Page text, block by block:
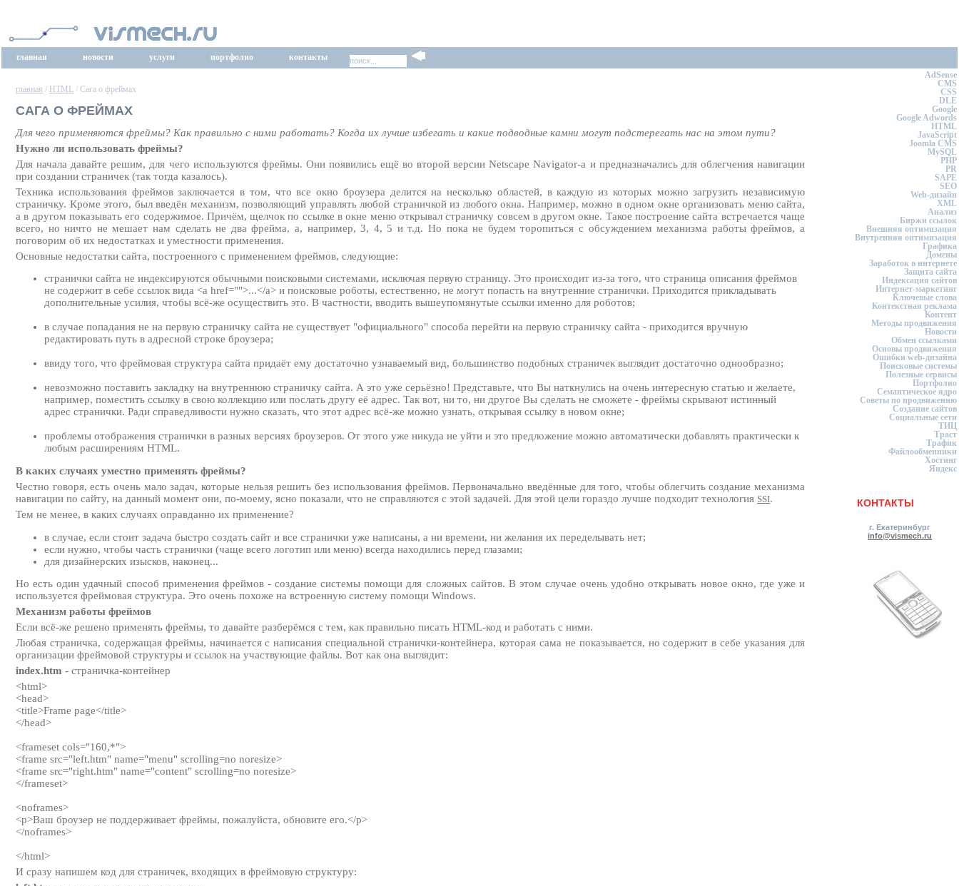
главная новости услуги портфолио контакты
главная / HTML / Сага о фреймах
САГА О ФРЕЙМАХ
Для чего применяются фреймы? Как правильно с ними работать? Когда их лучше избегать и какие подводные камни могут подстерегать нас на этом пути?
Нужно ли использовать фреймы?
Для начала давайте решим, для чего используются фреймы. Они появились ещё во второй версии Netscape Navigator-а и предназначались для облегчения навигации
при создании страничек (так тогда казалось).
Техника использования фреймов заключается в том, что все окно броузера делится на несколько областей, в каждую из которых можно загрузить независимую
страничку. Кроме этого, был введён механизм, позволяющий управлять любой страничкой из любого окна. Например, можно в одном окне организовать меню сайта,
а в другом показывать его содержимое. Причём, щелчок по ссылке в окне меню открывал страничку совсем в другом окне. Такое построение сайта встречается чаще
всего, но ничто не мешает нам сделать не два фрейма, а, например, 3, 4, 5 и т.д. Но пока не будем торопиться с обсуждением механизма работы фреймов, а
поговорим об их недостатках и уместности применения.
Основные недостатки сайта, построенного с применением фреймов, следующие:
странички сайта не индексируются обычными поисковыми системами, исключая первую страницу. Это происходит из-за того, что страница описания фреймов
не содержит в себе ссылок вида <a href="">...</a> и поисковые роботы, естественно, не могут попасть на внутренние странички. Приходится прикладывать
дополнительные усилия, чтобы всё-же осуществить это. В частности, вводить вышеупомянутые ссылки именно для роботов;
в случае попадания не на первую страничку сайта не существует "официального" способа перейти на первую страничку сайта - приходится вручную
редактировать путь в адресной строке броузера;
ввиду того, что фреймовая структура сайта придаёт ему достаточно узнаваемый вид, большинство подобных страничек выглядит достаточно однообразно;
невозможно поставить закладку на внутреннюю страничку сайта. А это уже серьёзно! Представьте, что Вы наткнулись на очень интересную статью и желаете,
например, поместить ссылку в свою коллекцию или послать другу её адрес. Так вот, ни то, ни другое Вы сделать не сможете - фреймы скрывают истинный
адрес странички. Ради справедливости нужно сказать, что этот адрес всё-же можно узнать, открывая ссылку в новом окне;
проблемы отображения странички в разных версиях броузеров. От этого уже никуда не уйти и это предложение можно автоматически добавлять практически к
любым расширениям HTML.
В каких случаях уместно применять фреймы?
Честно говоря, есть очень мало задач, которые нельзя решить без использования фреймов. Первоначально введённые для того, чтобы облегчить создание механизма
навигации по сайту, на данный момент они, по-моему, ясно показали, что не справляются с этой задачей. Для этой цели гораздо лучше подходит технология SSI.
Тем не менее, в каких случаях оправданно их применение?
в случае, если стоит задача быстро создать сайт и все странички уже написаны, а ни времени, ни желания их переделывать нет;
если нужно, чтобы часть странички (чаще всего логотип или меню) всегда находились перед глазами;
для дизайнерских изысков, наконец...
Но есть один удачный способ применения фреймов - создание системы помощи для сложных сайтов. В этом случае очень удобно открывать новое окно, где уже и
используется фреймовая структура. Это очень похоже на встроенную систему помощи Windows.
Механизм работы фреймов
Если всё-же решено применять фреймы, то давайте разберёмся с тем, как правильно писать HTML-код и работать с ними.
Любая страничка, содержащая фреймы, начинается с написания специальной странички-контейнера, которая сама не показывается, но содержит в себе указания для
организации фреймовой структуры и ссылок на участвующие файлы. Вот как она выглядит:
index.htm - страничка-контейнер
<html>
<head>
<title>Frame page</title>
</head>
<frameset cols="160,*">
<frame src="left.htm" name="menu" scrolling=no noresize>
<frame src="right.htm" name="content" scrolling=no noresize>
</frameset>
<noframes>
<p>Ваш броузер не поддерживает фреймы, пожалуйста, обновите его.</p>
</noframes>
</html>
И сразу напишем код для страничек, входящих в фреймовую структуру:
AdSense
CMS
CSS
DLE
Google
Google Adwords
HTML
JavaScript
Joomla CMS
MySQL
PHP
PR
SAPE
SEO
Web-дизайн
XML
Анализ
Биржи ссылок
Внешняя оптимизация
Внутренняя оптимизация
Графика
Домены
Заработок в интернете
Защита сайта
Индексация сайтов
Интернет-маркетинг
Ключевые слова
Контекстная реклама
Контент
Методы продвижения
Новости
Обмен ссылками
Основы продвижения
Ошибки web-дизайна
Поисковые системы
Полезные сервисы
Портфолио
Семантическое ядро
Советы по продвижению
Создание сайтов
Социальные сети
ТИЦ
Траст
Трафик
Файлообменники
Хостинг
Яндекс
КОНТАКТЫ
г. Екатеринбург
info@vismech.ru